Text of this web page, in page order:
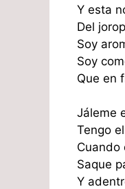
Y esta
Del
Soy
Soy
Que en
Jáleme
Tengo
Cuando
Saque
Y